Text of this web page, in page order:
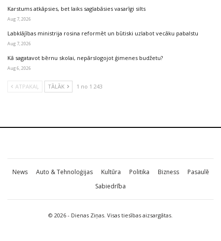
Karstums atkāpsies, bet laiks saglabāsies vasarīgi silts
Aug 7, 2026
Labklājības ministrija rosina reformēt un būtiski uzlabot vecāku pabalstu
Aug 7, 2026
Kā sagatavot bērnu skolai, nepārslogojot ģimenes budžetu?
Aug 6, 2026
ATPAKAĻ TĀLĀK 1 no 1 243
News Auto & Tehnoloģijas Kultūra Politika Bizness
Pasaulē
Sabiedrība
© 2026 - Dienas Ziņas. Visas tiesības aizsargātas.